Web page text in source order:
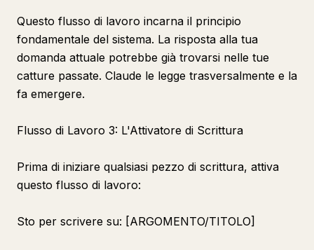
Questo flusso di lavoro incarna il principio
fondamentale del sistema. La risposta alla tua
domanda attuale potrebbe già trovarsi nelle tue
catture passate. Claude le legge trasversalmente e la
fa emergere.
Flusso di Lavoro 3: L'Attivatore di Scrittura
Prima di iniziare qualsiasi pezzo di scrittura, attiva
questo flusso di lavoro:
Sto per scrivere su: [ARGOMENTO/TITOLO]